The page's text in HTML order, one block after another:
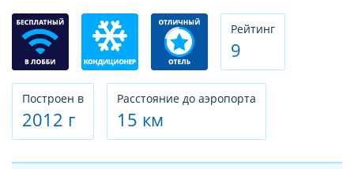
Рeйтинг
9
Построен в
2012 г
Расстояние до аэропорта
15 км